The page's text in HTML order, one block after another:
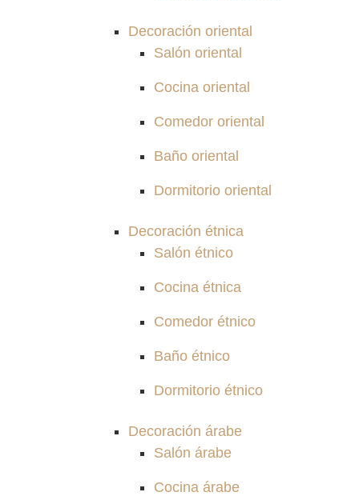
Decoración oriental
Salón oriental
Cocina oriental
Comedor oriental
Baño oriental
Dormitorio oriental
Decoración étnica
Salón étnico
Cocina étnica
Comedor étnico
Baño étnico
Dormitorio étnico
Decoración árabe
Salón árabe
Cocina árabe